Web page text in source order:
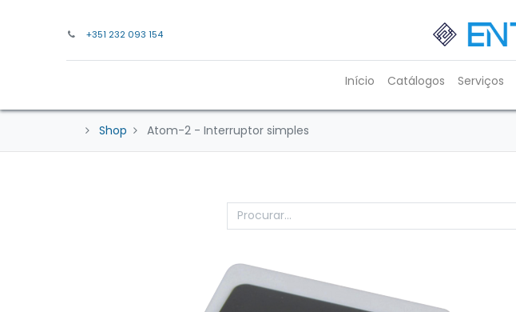
+351 232 093 154
Início Catálogos Serviços
Shop Atom-2 - Interruptor simples